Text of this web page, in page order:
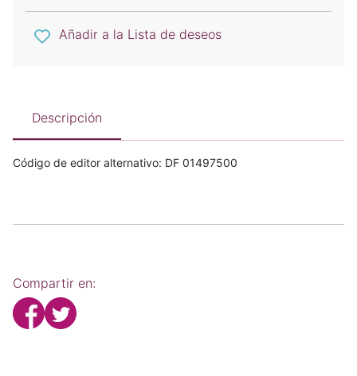
Añadir a la Lista de deseos
Descripción
Código de editor alternativo: DF 01497500
Compartir en: